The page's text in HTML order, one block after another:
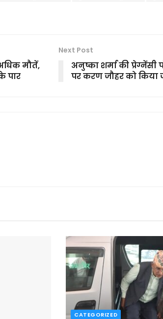
मौतें,
पार
Next Post
अनुष्का शर्मा की
पर करण जौहर को किया
CATEGORIZED